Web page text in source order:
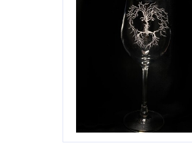
Стандартен срок за изработка: